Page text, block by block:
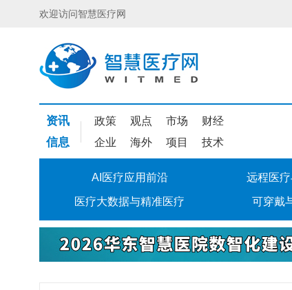
欢迎访问智慧医疗网
资讯 政策 观点 市场 财经
信息 企业 海外 项目 技术
AI医疗应用前沿 远程医
医疗大数据与精准医疗 可穿戴